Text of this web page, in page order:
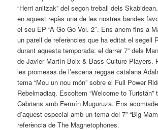
“Herri anitzak” del segon treball dels
en aquest repàs una de les nostres bandes
el seu EP “A Go Go Vol. 2″. Ens anem fins a
un parell de referències que ha editat el segell
durant aquesta temporada: el darrer 7” dels
de Javier Martín Boix & Bass Culture Players.
les promesas de l’escena reggae catalana
tema “Mou un nou món” sobre el Full Power
Rebelmadiaq. Escoltem “Welcome to Turistán”
Cabrians amb Fermín Muguruza. Ens
d’aquest especial amb un tema del 7” “Big
referència de The Magnetophones.